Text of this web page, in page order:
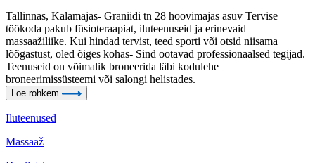
Tallinnas, Kalamajas- Graniidi tn 28 hoovimajas asuv Tervise
töökoda pakub füsioteraapiat, iluteenuseid ja erinevaid
massaažiliike. Kui hindad tervist, teed sporti või otsid niisama
lõõgastust, oled õiges kohas- Sind ootavad professionaalsed tegijad.
Teenuseid on võimalik broneerida läbi kodulehe
broneerimissüsteemi või salongi helistades.
Loe rohkem
Iluteenused
Massaaž